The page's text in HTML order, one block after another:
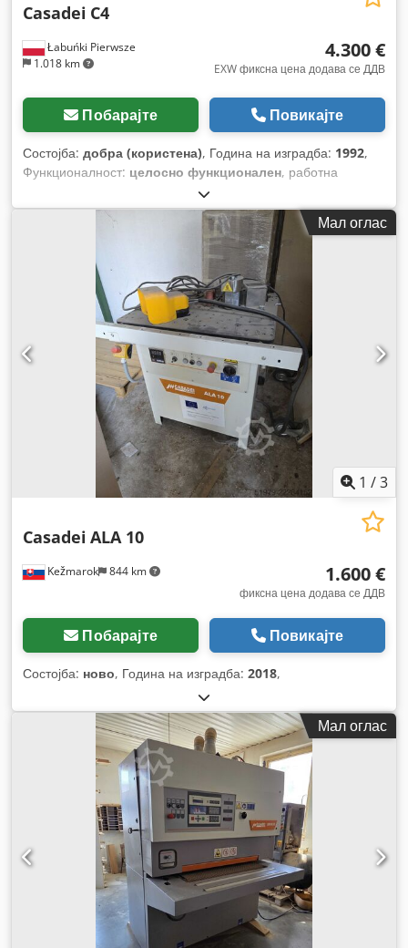
Łabuńki Pierwsze
1.018 km
Casadei C4
4.300 €
EXW фиксна цена додава се ДДВ
Побарајте Повикајте
Состојба: добра (користена), Година на изградба: 1992,
Функционалност: целосно функционален, работна
, висина на рендање:
вретеното:40 мм, ширина на стружење:220 мм, вкупна
, вкупна висина: 1.400 мм
, вкупна
, брзина на вретено (мин.):
, пречникот на млазницата за екстракција:
Мал оглас
1 /3
Kežmarok 844 km
Casadei ALA 10
1.600 €
фиксна цена додава се ДДВ
Побарајте Повикајте
Состојба: ново, Година на изградба: 2018,
Мал оглас